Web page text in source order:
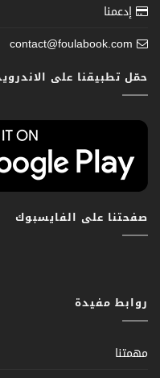
إدعمنا
contact@foulabook.com
حمّل تطبيقنا على
صفحتنا على الفايسبوك
روابط مفيدة
مهمتنا